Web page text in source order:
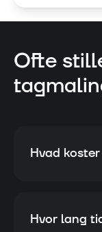
Ofte
Hvad
Hvor lang